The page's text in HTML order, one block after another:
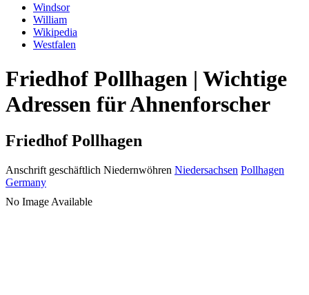
Windsor
William
Wikipedia
Westfalen
Friedhof Pollhagen | Wichtige
Adressen für Ahnenforscher
Friedhof Pollhagen
Anschrift geschäftlich Niedernwöhren Niedersachsen Pollhagen
Germany
No Image Available